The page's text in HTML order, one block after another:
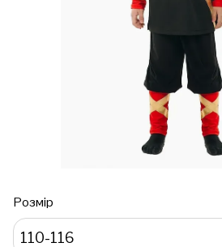
Розмір
110-116